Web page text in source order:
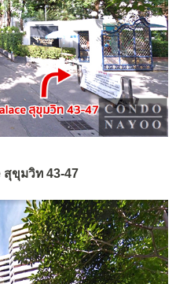
สุขุมวิท 43-47